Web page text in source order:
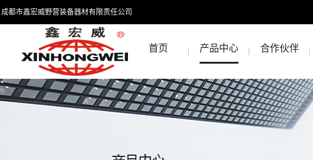
成都市鑫宏威野营装备器材有限责任公司
首页 产品中心 合作伙伴